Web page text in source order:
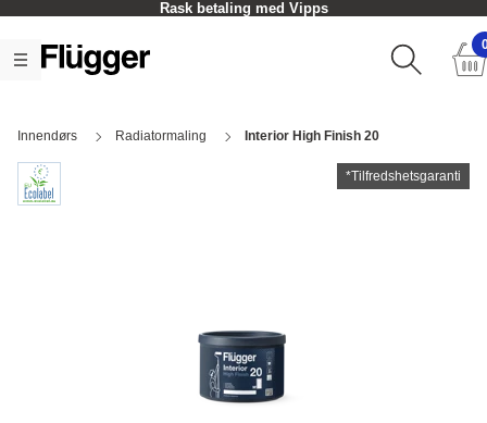
Rask betaling med Vipps
Innendørs Radiatormaling Interior High Finish 20
*Tilfredshetsgaranti